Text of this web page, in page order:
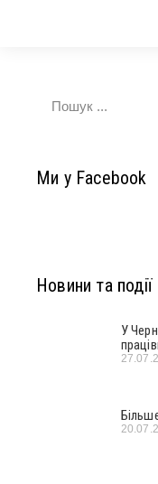
Ми у Facebook
Новини та події
У